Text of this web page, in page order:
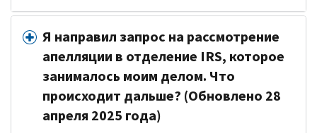
Я направил запрос на рассмотрение
апелляции в отделение IRS, которое
занималось моим делом. Что
происходит дальше? (Обновлено 28
апреля 2025 года)